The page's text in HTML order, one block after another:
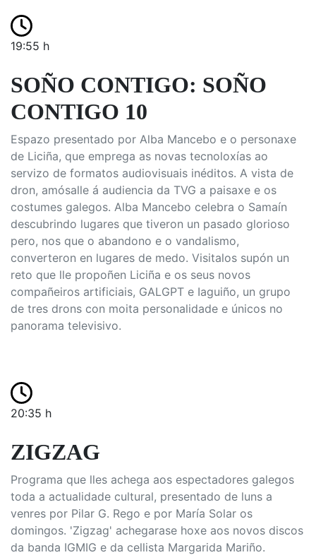
19:55 h
SOÑO CONTIGO: SOÑO
CONTIGO 10
Espazo presentado por Alba Mancebo e o personaxe
de Liciña, que emprega as novas tecnoloxías ao
servizo de formatos audiovisuais inéditos. A vista de
dron, amósalle á audiencia da TVG a paisaxe e os
costumes galegos. Alba Mancebo celebra o Samaín
descubrindo lugares que tiveron un pasado glorioso
pero, nos que o abandono e o vandalismo,
converteron en lugares de medo. Visitalos supón un
reto que lle propoñen Liciña e os seus novos
compañeiros artificiais, GALGPT e Iaguiño, un grupo
de tres drons con moita personalidade e únicos no
panorama televisivo.
20:35 h
ZIGZAG
Programa que lles achega aos espectadores galegos
toda a actualidade cultural, presentado de luns a
venres por Pilar G. Rego e por María Solar os
domingos. 'Zigzag' achegarase hoxe aos novos discos
da banda IGMIG e da cellista Margarida Mariño.